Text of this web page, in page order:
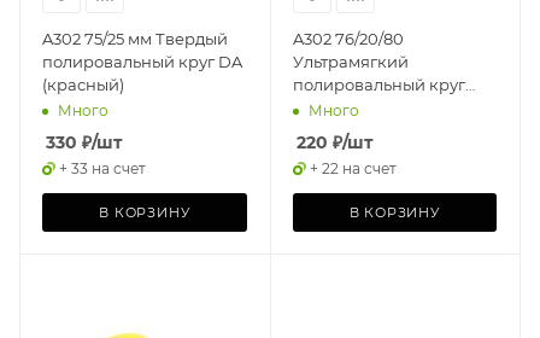
A302 75/25 мм Твердый
полировальный круг DA
(красный)
Много
330 ₽/шт
+ 33 на счет
В КОРЗИНУ
A302 76/20/80
Ультрамягкий
полировальный круг
(зеленый) STANDART
PAD (GREEN)
Много
220 ₽/шт
+ 22 на счет
В КОРЗИНУ